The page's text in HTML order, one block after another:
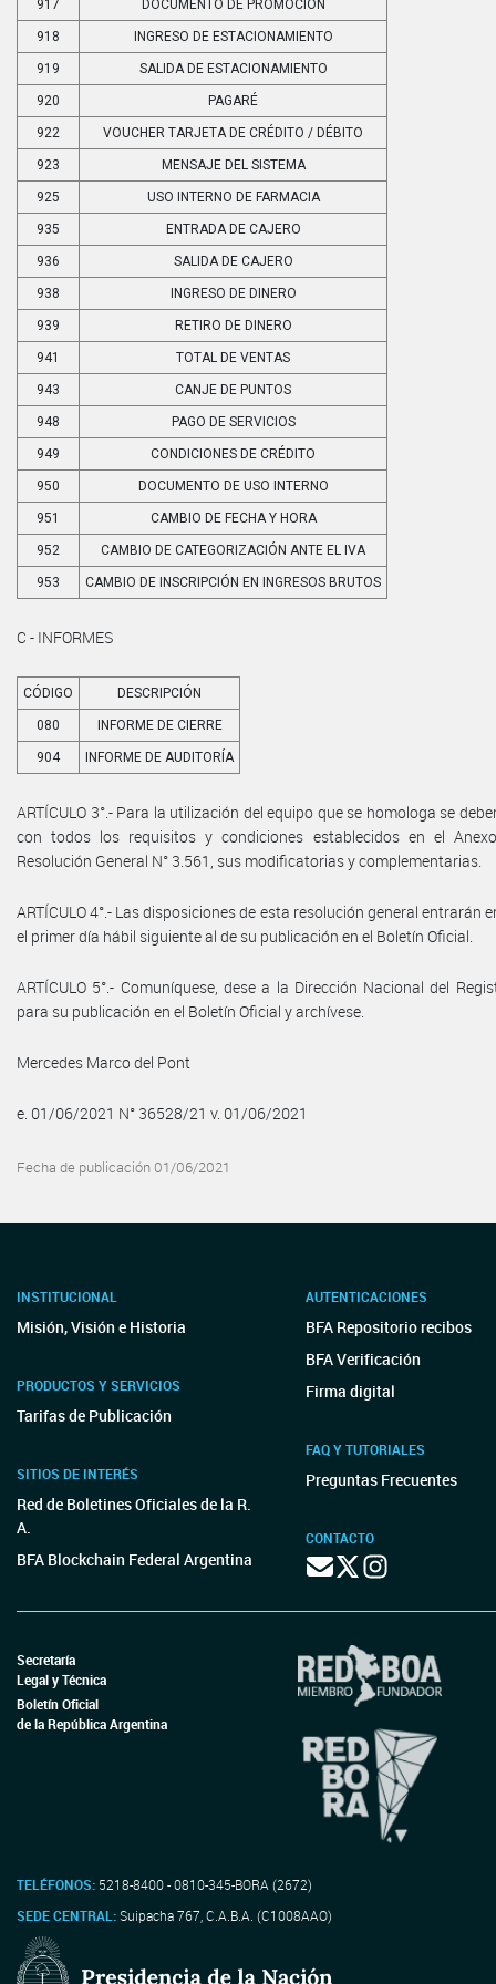
917 DOCUMENTO DE PROMOCIÓN
918 INGRESO DE ESTACIONAMIENTO
919 SALIDA DE ESTACIONAMIENTO
920 PAGARÉ
922 VOUCHER TARJETA DE CRÉDITO / DÉBITO
923 MENSAJE DEL SISTEMA
925 USO INTERNO DE FARMACIA
935 ENTRADA DE CAJERO
936 SALIDA DE CAJERO
938 INGRESO DE DINERO
939 RETIRO DE DINERO
941 TOTAL DE VENTAS
943 CANJE DE PUNTOS
948 PAGO DE SERVICIOS
949 CONDICIONES DE CRÉDITO
950 DOCUMENTO DE USO INTERNO
951 CAMBIO DE FECHA Y HORA
952 CAMBIO DE CATEGORIZACIÓN ANTE EL IVA
953 CAMBIO DE INSCRIPCIÓN EN INGRESOS BRUTOS
C - INFORMES
CÓDIGO DESCRIPCIÓN
080 INFORME DE CIERRE
904 INFORME DE AUDITORÍA
ARTÍCULO 3°.- Para la utilización del equipo que se homologa se
con todos los requisitos y condiciones establecidos en el
Resolución General N° 3.561, sus modificatorias y complementarias.
ARTÍCULO 4°.- Las disposiciones de esta resolución general entrarán
el primer día hábil siguiente al de su publicación en el Boletín Oficial.
ARTÍCULO 5°.- Comuníquese, dese a la Dirección Nacional del
para su publicación en el Boletín Oficial y archívese.
Mercedes Marco del Pont
e. 01/06/2021 N° 36528/21 v. 01/06/2021
Fecha de publicación 01/06/2021
INSTITUCIONAL
Misión, Visión e Historia
PRODUCTOS Y SERVICIOS
Tarifas de Publicación
SITIOS DE INTERÉS
Red de Boletines Oficiales de la R.
A.
BFA Blockchain Federal Argentina
AUTENTICACIONES
BFA Repositorio recibos
BFA Verificación
Firma digital
FAQ Y TUTORIALES
Preguntas Frecuentes
CONTACTO
Secretaría
Legal y Técnica
Boletín Oficial
de la República Argentina
TELÉFONOS: 5218-8400 - 0810-345-BORA (2672)
SEDE CENTRAL:Suipacha 767, C.A.B.A. (C1008AAO)